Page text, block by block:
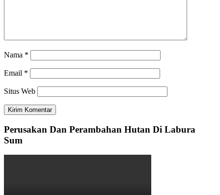
Nama *
Email *
Situs Web
Perusakan Dan Perambahan Hutan Di Labura
Sum